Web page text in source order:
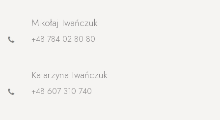
Mikołaj Iwańczuk
+48 784 02 80 80
Katarzyna Iwańczuk
+48 607 310 740